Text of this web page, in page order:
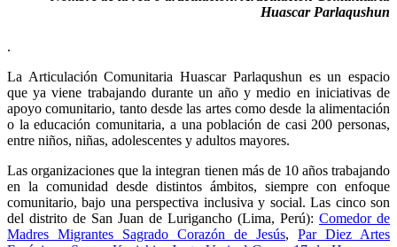
Huascar Parlaqushun
.
La Articulación Comunitaria Huascar Parlaqushun es un espacio
que ya viene trabajando durante un año y medio en iniciativas de
apoyo comunitario, tanto desde las artes como desde la alimentación
o la educación comunitaria, a una población de casi 200 personas,
entre niños, niñas, adolescentes y adultos mayores.
Las organizaciones que la integran tienen más de 10 años trabajando
en la comunidad desde distintos ámbitos, siempre con enfoque
comunitario, bajo una perspectiva inclusiva y social. Las cinco son
del distrito de San Juan de Lurigancho (Lima, Perú): Comedor de
Madres Migrantes Sagrado Corazón de Jesús, Par Diez Artes